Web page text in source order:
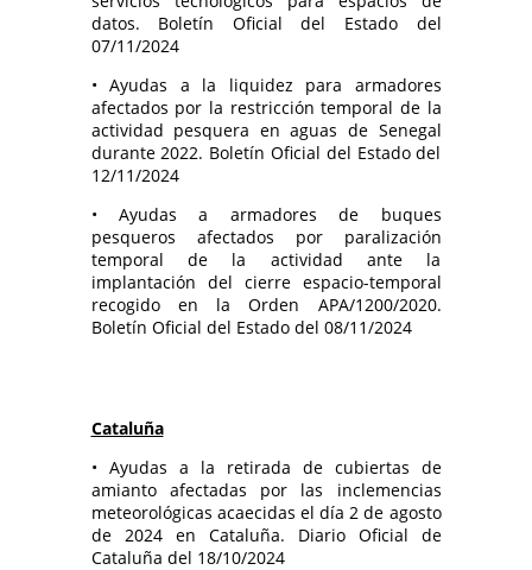
datos. Boletín Oficial del Estado del
07/11/2024
• Ayudas a la liquidez para armadores
afectados por la restricción temporal de la
actividad pesquera en aguas de Senegal
durante 2022. Boletín Oficial del Estado del
12/11/2024
• Ayudas a armadores de buques
pesqueros afectados por paralización
temporal de la actividad ante la
implantación del cierre espacio-temporal
recogido en la Orden APA/1200/2020.
Boletín Oficial del Estado del 08/11/2024
Cataluña
• Ayudas a la retirada de cubiertas de
amianto afectadas por las inclemencias
meteorológicas acaecidas el día 2 de agosto
de 2024 en Cataluña. Diario Oficial de
Cataluña del 18/10/2024